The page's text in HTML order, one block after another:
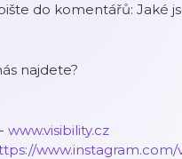
do komentářů: Jaké
najdete?
www.visibility.cz
www.instagram.com/